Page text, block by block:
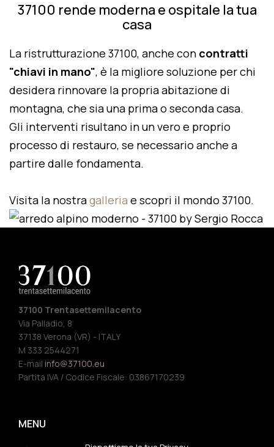
37100 rende moderna e ospitale la tua
casa
La ristrutturazione 37100, anche con contratti
"chiavi in mano", è la migliore soluzione per chi
desidera rinnovare la propria abitazione di
montagna, che sia una prima o seconda casa.
Gli interventi risultano in un vero e proprio
processo di restauro, se necessario anche a
partire dalle fondamenta.
Visita la nostragalleria e scopri il mondo 37100.
37100 Trentasettemilacento
Via Palladio, 8
37138 Verona (VR) - ITALY
M 333 2544271
E-mail info@37100.eu
Partita IVA / Codice Fiscale: 03867170239
MENU